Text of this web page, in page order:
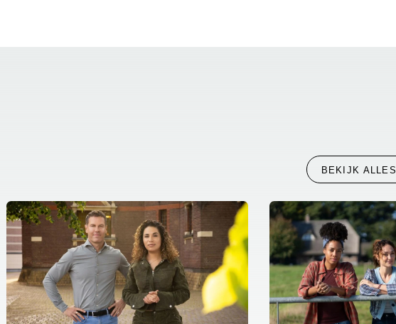
BEKIJK ALLES